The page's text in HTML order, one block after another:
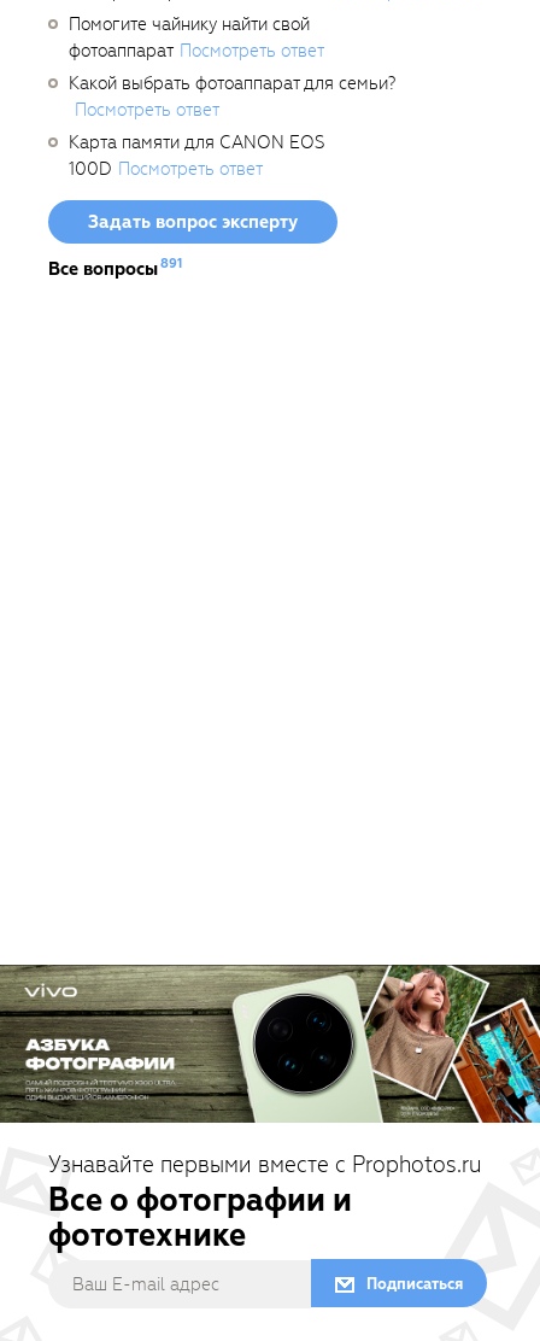
Помогите чайнику найти свой
фотоаппарат Посмотреть ответ
Какой выбрать фотоаппарат для семьи?
Посмотреть ответ
Карта памяти для CANON EOS
100D Посмотреть ответ
Задать вопрос эксперту
Все вопросы891
Узнавайте первыми вместе с Prophotos.ru
Все о фотографии и
фототехнике
Подписаться